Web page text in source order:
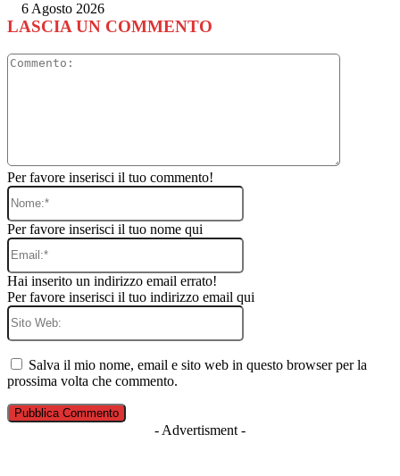
6 Agosto 2026
LASCIA UN COMMENTO
Per favore inserisci il tuo commento!
Nome:*
Per favore inserisci il tuo nome qui
Email:*
Hai inserito un indirizzo email errato!
Per favore inserisci il tuo indirizzo email qui
Sito
Salva il mio nome, email e sito web in questo browser per la
prossima volta che commento.
- Advertisment -